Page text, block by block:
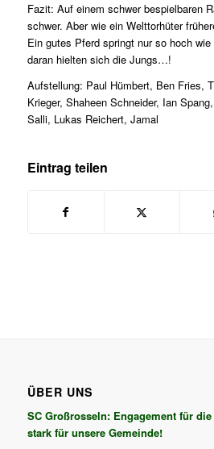
Fazit: Auf einem schwer bespielbaren
schwer. Aber wie ein Welttorhüter
Ein gutes Pferd springt nur so hoch wie
daran hielten sich die Jungs…!
Aufstellung: Paul Hümbert, Ben Fries,
Krieger, Shaheen Schneider, Ian
Salli, Lukas Reichert, Jamal
Eintrag teilen
ÜBER UNS
SC Großrosseln: Engagement für
stark für unsere Gemeinde!